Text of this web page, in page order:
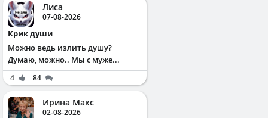
Лиса
07-08-2026
Крик души
Можно ведь излить душу?
Думаю, можно.. Мы с муже...
4 84
Ирина Макс
02-08-2026